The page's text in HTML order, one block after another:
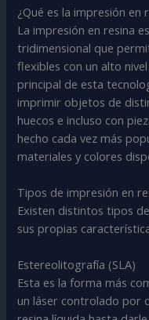
¿Qué es la impresión en
La impresión en resina
tridimensional que
flexibles con un alto
principal de esta
imprimir objetos de
huecos e incluso con
hecho cada vez más
materiales y colores
Tipos de impresión en
Existen distintos tipos
sus propias
Estereolitografía (SLA)
Esta es la forma más
un láser controlado por